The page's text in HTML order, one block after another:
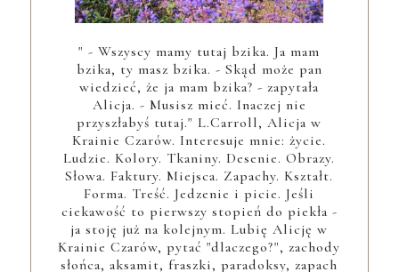
" - Wszyscy mamy tutaj bzika. Ja mam
bzika, ty masz bzika. - Skąd może pan
wiedzieć, że ja mam bzika? - zapytała
Alicja. - Musisz mieć. Inaczej nie
przyszłabyś tutaj." L.Carroll, Alicja w
Krainie Czarów. Interesuje mnie: życie.
Ludzie. Kolory. Tkaniny. Desenie. Obrazy.
Słowa. Faktury. Miejsca. Zapachy. Kształt.
Forma. Treść. Jedzenie i picie. Jeśli
ciekawość to pierwszy stopień do piekła -
ja stoję już na kolejnym. Lubię Alicję w
Krainie Czarów, pytać "dlaczego?", zachody
słońca, aksamit, fraszki, paradoksy, zapach